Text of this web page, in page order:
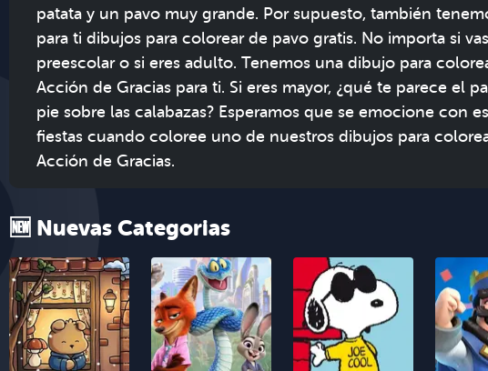
patata y un pavo muy grande. Por supuesto, también
para ti dibujos para colorear de pavo gratis. No importa si
preescolar o si eres adulto. Tenemos una dibujo para
Acción de Gracias para ti. Si eres mayor, ¿qué te parece el
pie sobre las calabazas? Esperamos que se emocione con
fiestas cuando coloree uno de nuestros dibujos para
Acción de Gracias.
🆕 Nuevas Categorias